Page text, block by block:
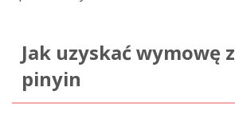
Jak uzyskać wymowę
pinyin